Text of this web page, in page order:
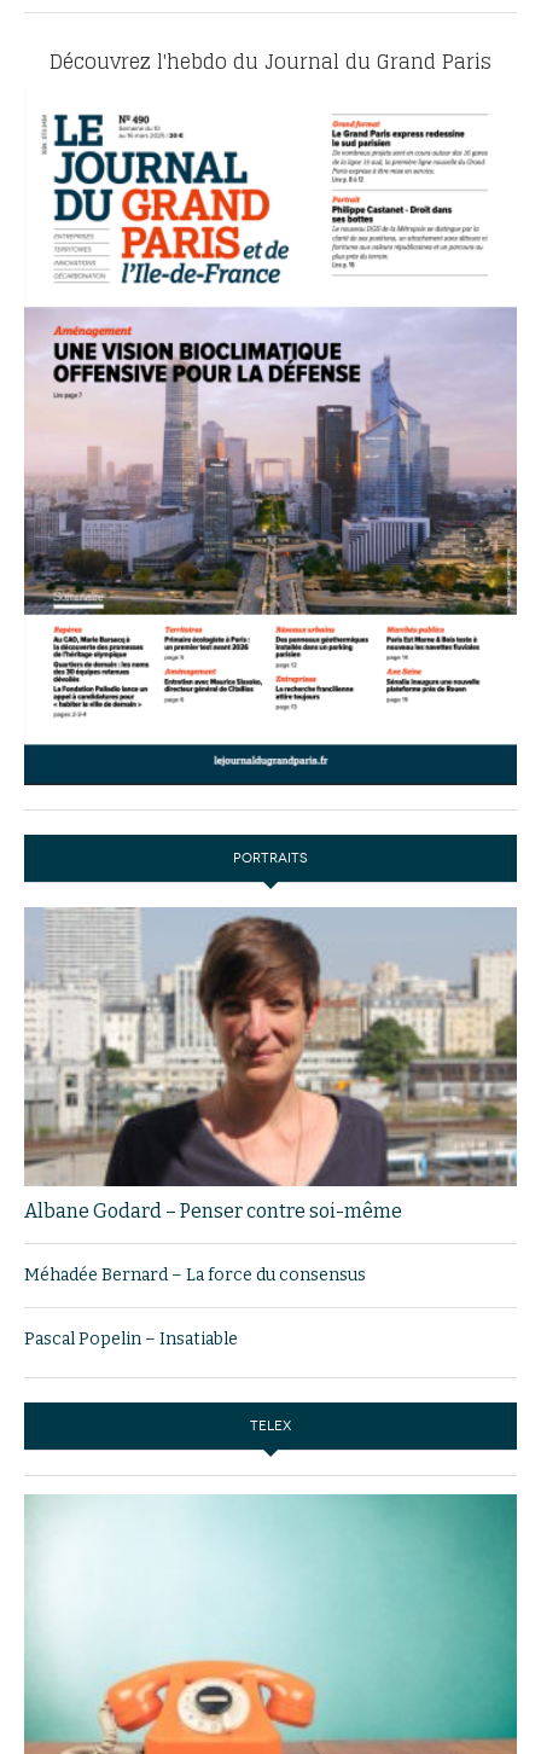
Découvrez l'hebdo du Journal du Grand Paris
PORTRAITS
Albane Godard – Penser contre soi-même
Méhadée Bernard – La force du consensus
Pascal Popelin – Insatiable
TELEX